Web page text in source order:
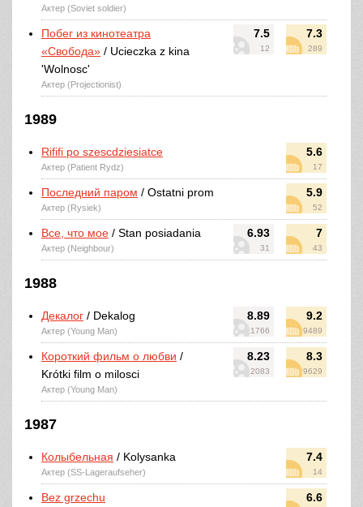
Актер (Soviet soldier)
7.5
12
7.3
289
Побег из кинотеатра
«Свобода» / Ucieczka z kina
'Wolnosc'
Актер (Projectionist)
1989
5.6
17
Rififi po szescdziesiatce
Актер (Patient Rydz)
5.9
52
Последний паром / Ostatni prom
Актер (Rysiek)
6.93
31
7
43
Все, что мое / Stan posiadania
Актер (Neighbour)
1988
8.89
1766
9.2
9489
Декалог / Dekalog
Актер (Young Man)
8.23
2083
8.3
9629
Короткий фильм о любви /
Krótki film o milosci
Актер (Young Man)
1987
7.4
14
Колыбельная / Kolysanka
Актер (SS-Lageraufseher)
6.6
Bez grzechu